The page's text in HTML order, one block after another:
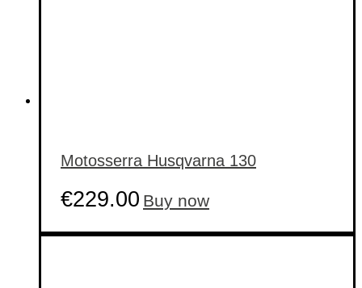
Motosserra Husqvarna 130
€229.00 Buy now